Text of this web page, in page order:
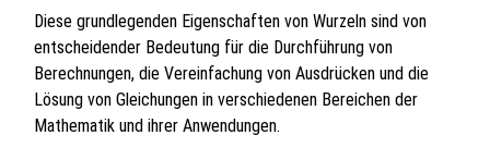
Diese grundlegenden Eigenschaften von Wurzeln sind von
entscheidender Bedeutung für die Durchführung von
Berechnungen, die Vereinfachung von Ausdrücken und die
Lösung von Gleichungen in verschiedenen Bereichen der
Mathematik und ihrer Anwendungen.